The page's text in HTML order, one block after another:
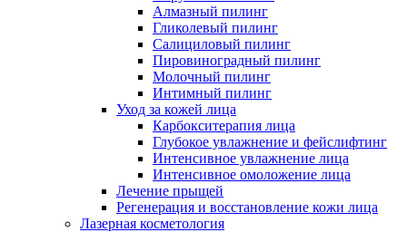
Алмазный пилинг
Гликолевый пилинг
Салициловый пилинг
Пировиноградный пилинг
Молочный пилинг
Интимный пилинг
Уход за кожей лица
Карбокситерапия лица
Глубокое увлажнение и фейслифтинг
Интенсивное увлажнение лица
Интенсивное омоложение лица
Лечение прыщей
Регенерация и восстановление кожи лица
Лазерная косметология